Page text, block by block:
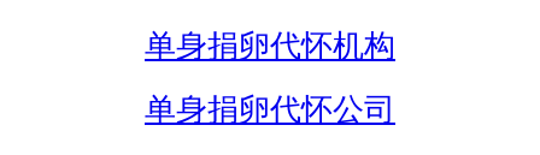
单身捐卵代怀机构
单身捐卵代怀公司